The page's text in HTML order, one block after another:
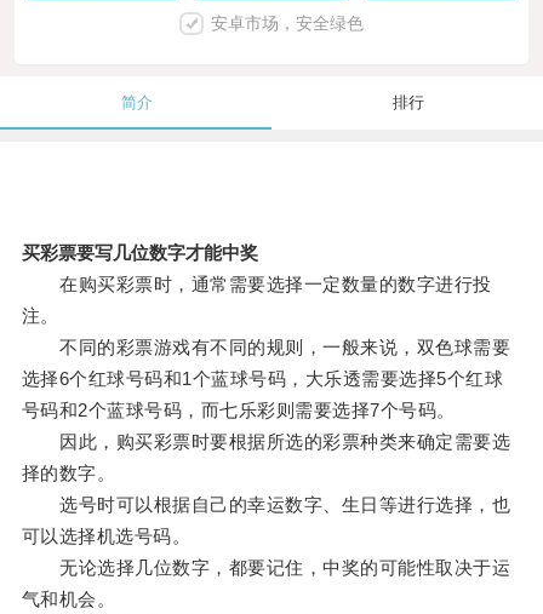
安卓市场，安全绿色
简介 排行
买彩票要写几位数字才能中奖
在购买彩票时，通常需要选择一定数量的数字进行投
注。
不同的彩票游戏有不同的规则，一般来说，双色球需要
选择6个红球号码和1个蓝球号码，大乐透需要选择5个红球
号码和2个蓝球号码，而七乐彩则需要选择7个号码。
因此，购买彩票时要根据所选的彩票种类来确定需要选
择的数字。
选号时可以根据自己的幸运数字、生日等进行选择，也
可以选择机选号码。
无论选择几位数字，都要记住，中奖的可能性取决于运
气和机会。